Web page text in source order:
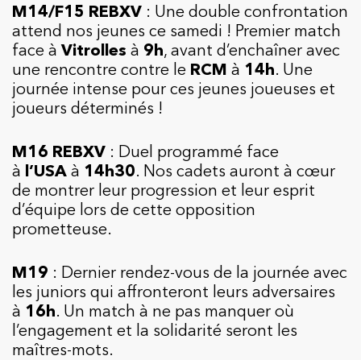
M14/F15 REBXV : Une double confrontation
attend nos jeunes ce samedi ! Premier match
face àVitrolles à 9h, avant d’enchaîner avec
une rencontre contre le RCM à 14h. Une
journée intense pour ces jeunes joueuses et
joueurs déterminés !
M16 REBXV : Duel programmé face
à l’USA à 14h30. Nos cadets auront à cœur
de montrer leur progression et leur esprit
d’équipe lors de cette opposition
prometteuse.
M19 : Dernier rendez-vous de la journée avec
les juniors qui affronteront leurs adversaires
à 16h. Un match à ne pas manquer où
l’engagement et la solidarité seront les
maîtres-mots.